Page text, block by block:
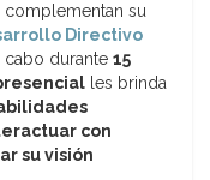
complementan su
Directivo
cabo durante 15
les brinda
con
su visión